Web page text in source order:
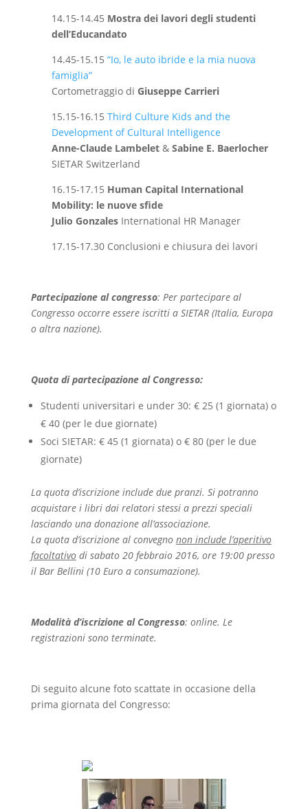
14.15-14.45 Mostra dei lavori degli studenti
dell’Educandato
14.45-15.15 “Io, le auto ibride e la mia nuova
famiglia”
Cortometraggio di Giuseppe Carrieri
15.15-16.15 Third Culture Kids and the
Development of Cultural Intelligence
Anne-Claude Lambelet& Sabine E. Baerlocher
SIETAR Switzerland
16.15-17.15 Human Capital International
Mobility: le nuove sfide
Julio GonzalesInternational HR Manager
17.15-17.30 Conclusioni e chiusura dei lavori
Partecipazione al congresso: Per partecipare al
Congresso occorre essere iscritti a SIETAR (Italia, Europa
o altra nazione).
Quota di partecipazione al Congresso:
Studenti universitari e under 30: € 25 (1 giornata) o
€ 40 (per le due giornate)
Soci SIETAR: € 45 (1 giornata) o € 80 (per le due
giornate)
La quota d’iscrizione include due pranzi. Si potranno
acquistare i libri dai relatori stessi a prezzi speciali
lasciando una donazione all’associazione.
La quota d’iscrizione al convegno non include l’aperitivo
facoltativodi sabato 20 febbraio 2016, ore 19:00 presso
il Bar Bellini (10 Euro a consumazione).
Modalità d’iscrizione al Congresso: online. Le
registrazioni sono terminate.
Di seguito alcune foto scattate in occasione della
prima giornata del Congresso: